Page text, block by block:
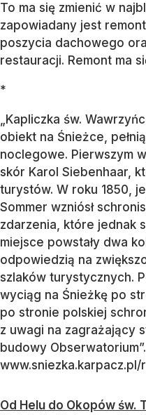
To ma się zmienić w
zapowiadany jest
poszycia dachowego
restauracji. Remont ma
*
„Kapliczka św.
obiekt na Śnieżce,
noclegowe. Pierwszym
skór Karol Siebenhaar,
turystów. W roku 1850,
Sommer wzniósł
zdarzenia, które jednak
miejsce powstały dwa
odpowiedzią na
szlaków turystycznych.
wyciąg na Śnieżkę po
po stronie polskiej
z uwagi na zagrażający
budowy
Od Helu do Okopów św.